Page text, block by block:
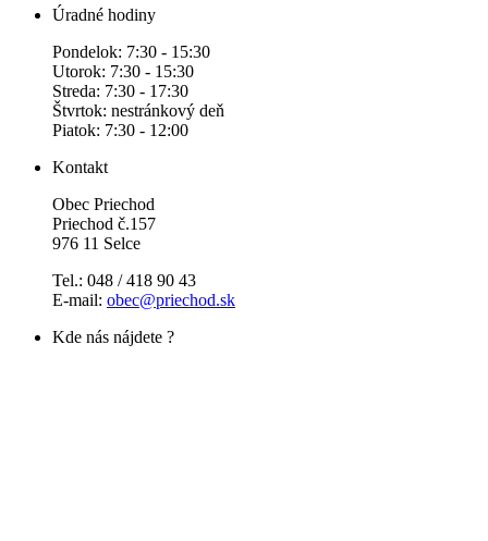
Úradné hodiny
Pondelok: 7:30 - 15:30
Utorok: 7:30 - 15:30
Streda: 7:30 - 17:30
Štvrtok: nestránkový deň
Piatok: 7:30 - 12:00
Kontakt
Obec Priechod
Priechod č.157
976 11 Selce
Tel.: 048 / 418 90 43
E-mail: obec@priechod.sk
Kde nás nájdete ?